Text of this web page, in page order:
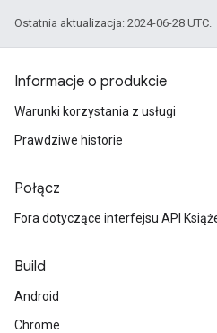
Ostatnia aktualizacja: 2024-06-28 UTC.
Informacje o produkcie
Warunki korzystania z usługi
Prawdziwe historie
Połącz
Fora dotyczące interfejsu API
Build
Android
Chrome